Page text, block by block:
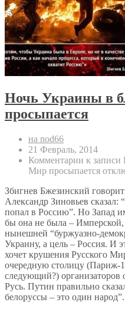
Ночь Украины в
просыпается
на nod66
21 Февраль, 2014
Комментарии к записи
Мир просыпается
Збигнев Бжезинский
Александр Зиновьев сказал:
попал в Россию”. Но Запад
бы она не была –
нынешней “буржуазно-
Украину, а цель – Россия. И
хочет крушения Русского
очередную столицу (Париж-
следующий?) организаторов
Русь. Путин правильно
белоруссы – это один